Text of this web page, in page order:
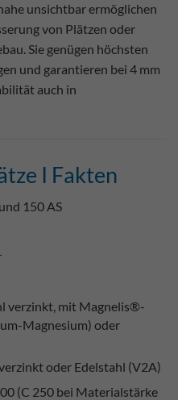
unsichtbar ermöglichen
von Plätzen oder
Sie genügen höchsten
und garantieren bei 4 mm
auch in
I Fakten
150 AS
verzinkt, mit Magnelis®-
Magnesium) oder
oder Edelstahl (V2A)
(C 250 bei Materialstärke